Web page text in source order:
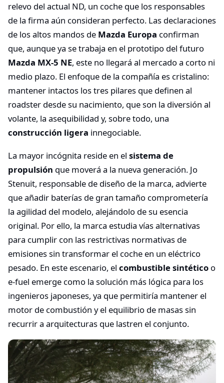
relevo del actual ND, un coche que los responsables
de la firma aún consideran perfecto. Las declaraciones
de los altos mandos de Mazda Europa confirman
que, aunque ya se trabaja en el prototipo del futuro
Mazda MX-5 NE, este no llegará al mercado a corto ni
medio plazo. El enfoque de la compañía es cristalino:
mantener intactos los tres pilares que definen al
roadster desde su nacimiento, que son la diversión al
volante, la asequibilidad y, sobre todo, una
construcción ligera innegociable.
La mayor incógnita reside en el sistema de
propulsión que moverá a la nueva generación. Jo
Stenuit, responsable de diseño de la marca, advierte
que añadir baterías de gran tamaño comprometería
la agilidad del modelo, alejándolo de su esencia
original. Por ello, la marca estudia vías alternativas
para cumplir con las restrictivas normativas de
emisiones sin transformar el coche en un eléctrico
pesado. En este escenario, el combustible sintético o
e-fuel emerge como la solución más lógica para los
ingenieros japoneses, ya que permitiría mantener el
motor de combustión y el equilibrio de masas sin
recurrir a arquitecturas que lastren el conjunto.